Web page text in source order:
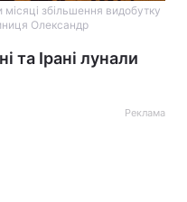
збільшення видобутку
Олександр
та Ірані лунали
Реклама